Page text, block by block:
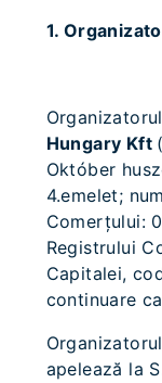
1.
Hungary Kft
Október
4.emelet;
Comerţului:
Registrului
Capitalei,
continuare
apelează la